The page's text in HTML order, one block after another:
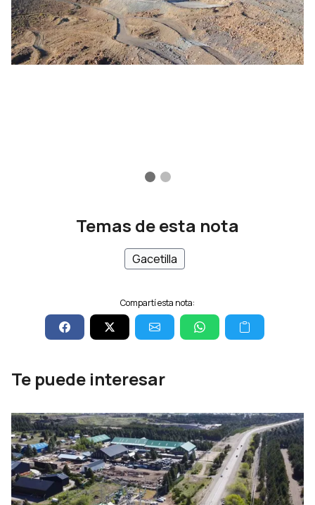
Temas de esta nota
Gacetilla
Compartí esta nota:
Te puede interesar